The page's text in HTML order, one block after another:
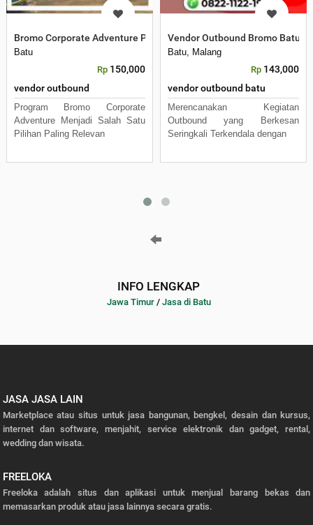
Bromo Corporate Adventure Palembang
Batu
Rp 150,000
vendor outbound
Program Bromo Corporate
Adventure Menjadi Salah Satu
Pilihan Paling Relevan
Vendor Outbound Bromo Batu
Batu, Malang
Rp 143,000
vendor outbound batu
Merencanakan Kegiatan
Outbound yang Berkesan
Seringkali Terkendala dengan
INFO LENGKAP
Jawa Timur/ Jasa di Batu
JASA JASA LAIN
Marketplace atau situs untuk jasa bangunan, bengkel, desain dan kursus,
internet dan software, menjahit, service elektronik dan gadget, rental,
wedding dan wisata.
FREELOKA
Freeloka adalah situs dan aplikasi untuk menjual barang bekas dan
memasarkan produk atau jasa lainnya secara gratis.